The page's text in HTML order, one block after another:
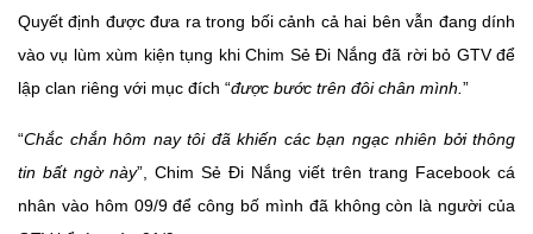
Quyết định được đưa ra trong bối cảnh cả hai bên vẫn đang dính
vào vụ lùm xùm kiện tụng khi Chim Sẻ Đi Nắng đã rời bỏ GTV để
lập clan riêng với mục đích “được bước trên đôi chân mình. ”
“Chắc chắn hôm nay tôi đã khiến các bạn ngạc nhiên bởi thông
tin bất ngờ này”, Chim Sẻ Đi Nắng viết trên trang Facebook cá
nhân vào hôm 09/9 để công bố mình đã không còn là người của